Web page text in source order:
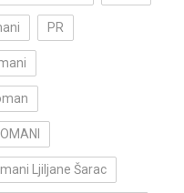
PR
Ljiljane Šarac